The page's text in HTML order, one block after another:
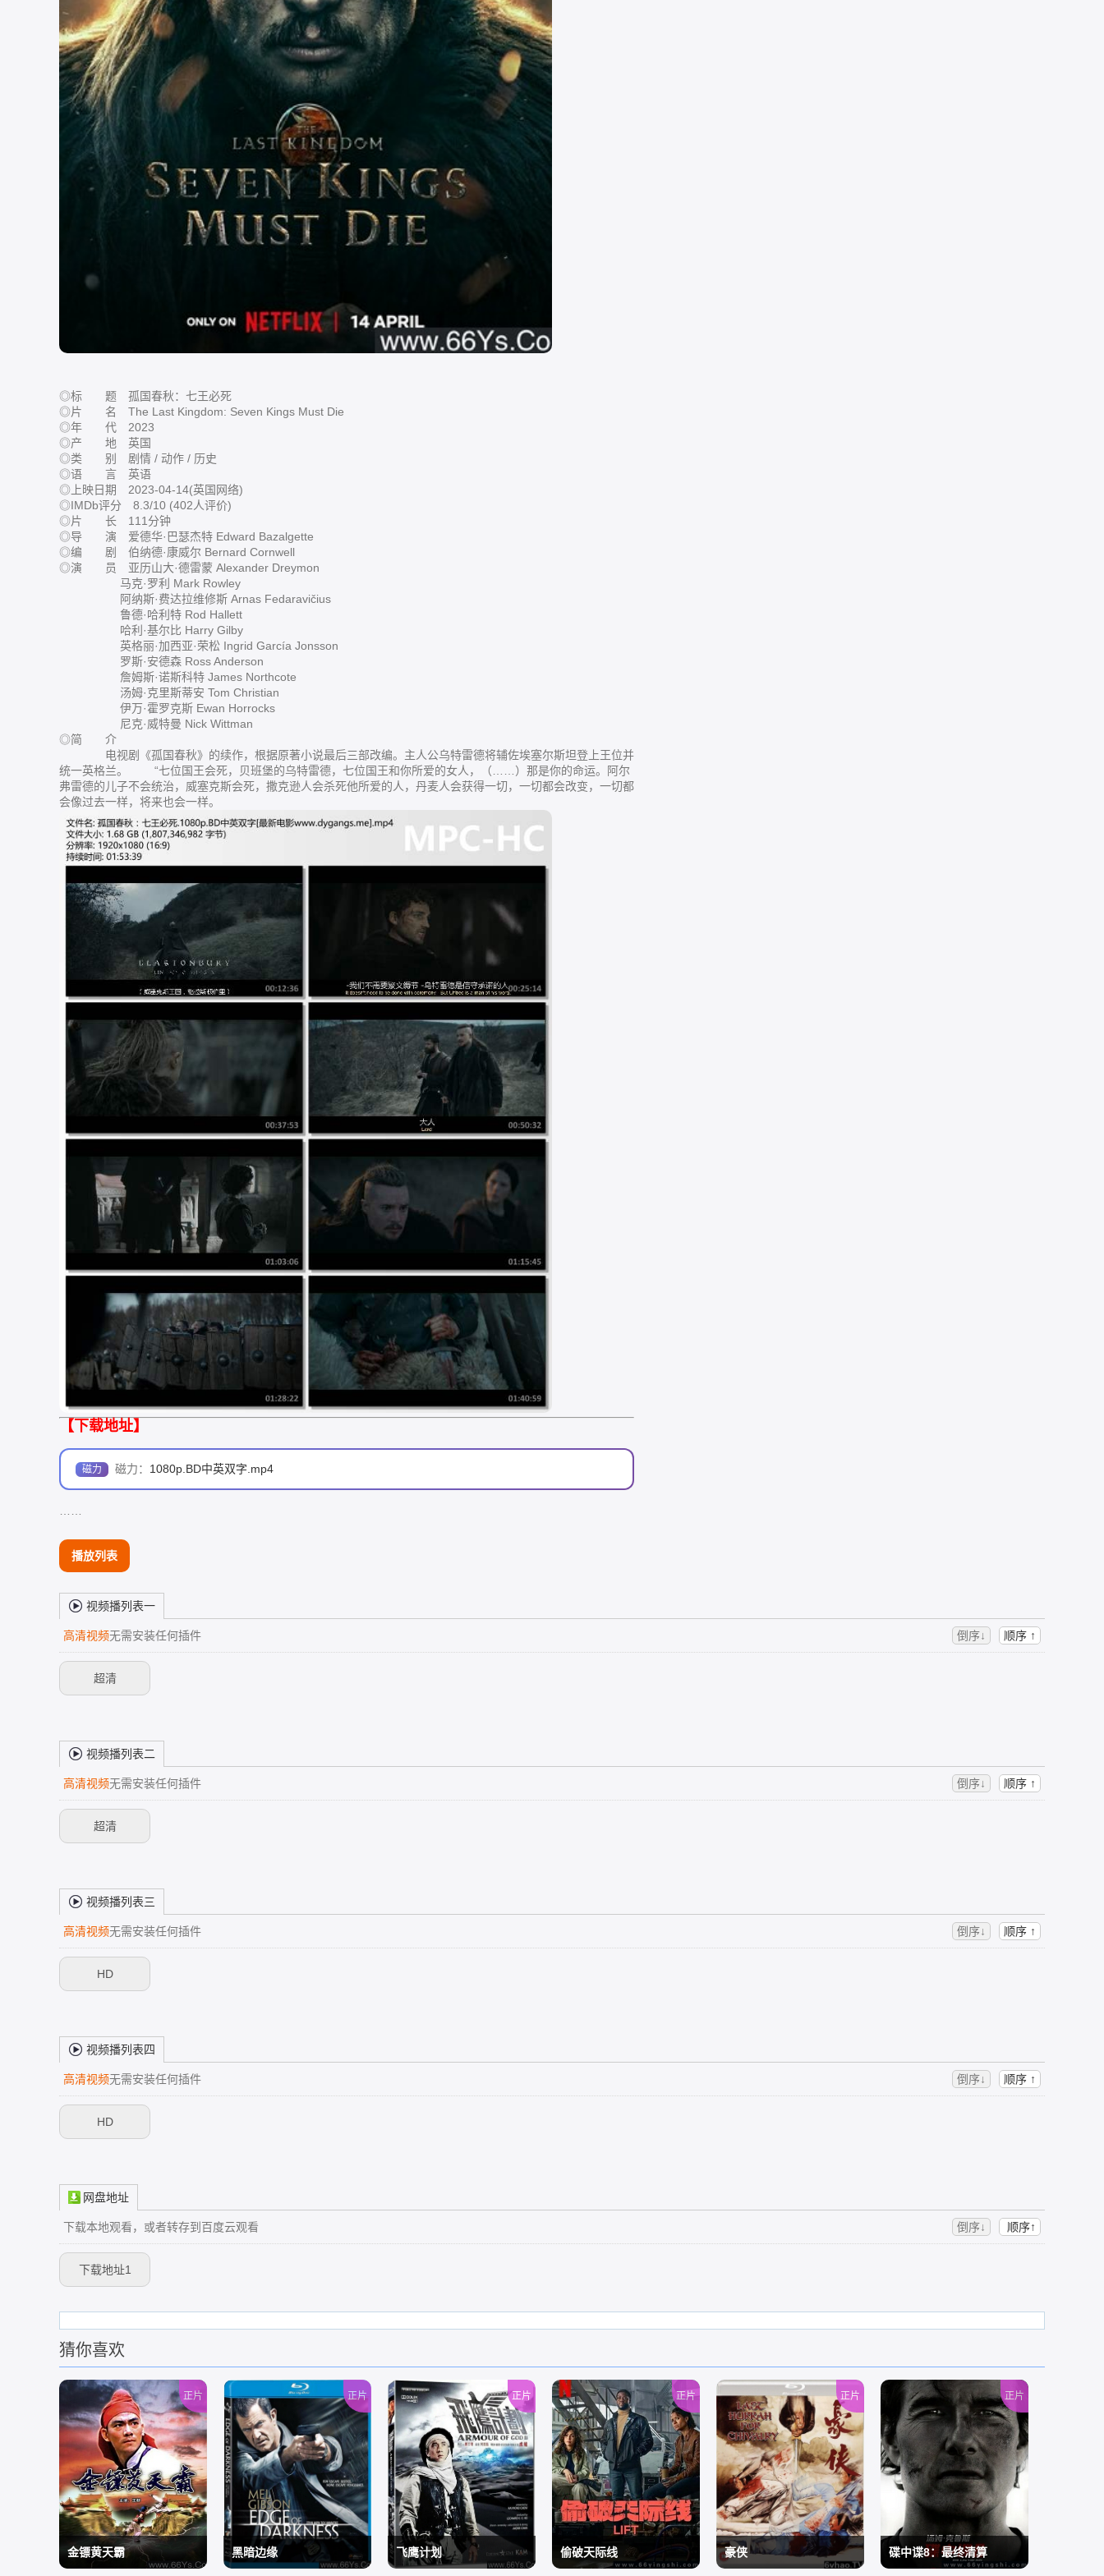
◎标 题 孤国春秋：七王必死
◎片 名 The Last Kingdom: Seven Kings Must Die
◎年 代 2023
◎产 地 英国
◎类 别 剧情 / 动作 / 历史
◎语 言 英语
◎上映日期 2023-04-14(英国网络)
◎IMDb评分 8.3/10 (402人评价)
◎片 长 111分钟
◎导 演 爱德华·巴瑟杰特 Edward Bazalgette
◎编 剧 伯纳德·康威尔 Bernard Cornwell
◎演 员 亚历山大·德雷蒙 Alexander Dreymon
马克·罗利 Mark Rowley
阿纳斯·费达拉维修斯 Arnas Fedaravičius
鲁德·哈利特 Rod Hallett
哈利·基尔比 Harry Gilby
英格丽·加西亚·荣松 Ingrid García Jonsson
罗斯·安德森 Ross Anderson
詹姆斯·诺斯科特 James Northcote
汤姆·克里斯蒂安 Tom Christian
伊万·霍罗克斯 Ewan Horrocks
尼克·威特曼 Nick Wittman
◎简 介
电视剧《孤国春秋》的续作，根据原著小说最后三部改编。主人公乌特雷德将辅佐埃塞尔斯坦登上王位并
统一英格兰。 “七位国王会死，贝班堡的乌特雷德，七位国王和你所爱的女人，（……）那是你的命运。阿尔
弗雷德的儿子不会统治，威塞克斯会死，撒克逊人会杀死他所爱的人，丹麦人会获得一切，一切都会改变，一切都
会像过去一样，将来也会一样。
【下载地址】
磁力： 1080p.BD中英双字.mp4
播放列表
视频播列表一
高清视频无需安装任何插件 倒序↓ 顺序 ↑
超清
视频播列表二
高清视频无需安装任何插件 倒序↓ 顺序 ↑
超清
视频播列表三
高清视频无需安装任何插件 倒序↓ 顺序 ↑
HD
视频播列表四
高清视频无需安装任何插件 倒序↓ 顺序 ↑
HD
网盘地址
下载本地观看，或者转存到百度云观看 倒序↓ 顺序↑
下载地址1
猜你喜欢
金镖黄天霸
正片
黑暗边缘
正片
飞鹰计划
正片
偷破天际线
正片
豪侠
正片
碟中谍8：最终清算
正片